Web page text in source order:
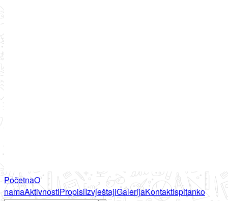
PočetnaO
namaAktivnostiPropisiIzvještajiGalerijaKontaktIspitanko